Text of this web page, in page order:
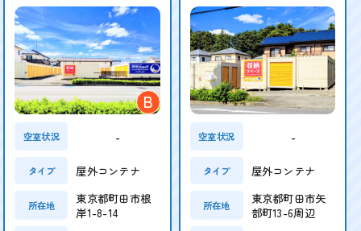
B
空室状況 -
タイプ 屋外コンテナ
所在地
東京都町田市根
岸1-8-14
空室状況 -
タイプ 屋外コンテナ
所在地
東京都町田市矢
部町13-6周辺